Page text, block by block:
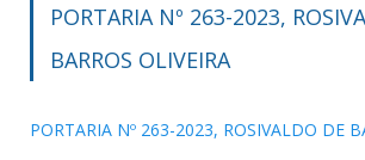
PORTARIA Nº 263-2023,
BARROS OLIVEIRA
PORTARIA Nº 263-2023, ROSIVALDO DE